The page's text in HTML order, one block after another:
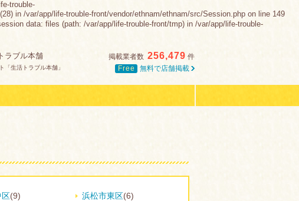
trouble-
in /var/app/life-trouble-front/vendor/ethnam/ethnam/src/Session.php on line 149
data: files (path: /var/app/life-trouble-front/tmp) in /var/app/life-trouble-
ラブル本舗
「生活トラブル本舗」
掲載業者数 256,479 件
Free
無料で店舗掲載
区(9) 浜松市東区(6)